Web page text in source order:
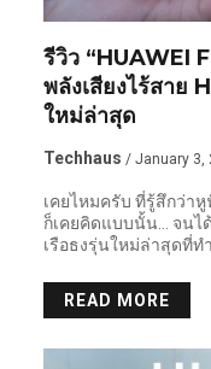
รีวิว “HUAWEI
พลังเสียงไร้สาย
ใหม่ล่าสุด
Techhaus / January 3,
เคยไหมครับ ที่รู้สึกว่า
ก็เคยคิดแบบนั้น… จนได้
เรือธงรุ่นใหม่ล่าสุดที่ท
READ MORE